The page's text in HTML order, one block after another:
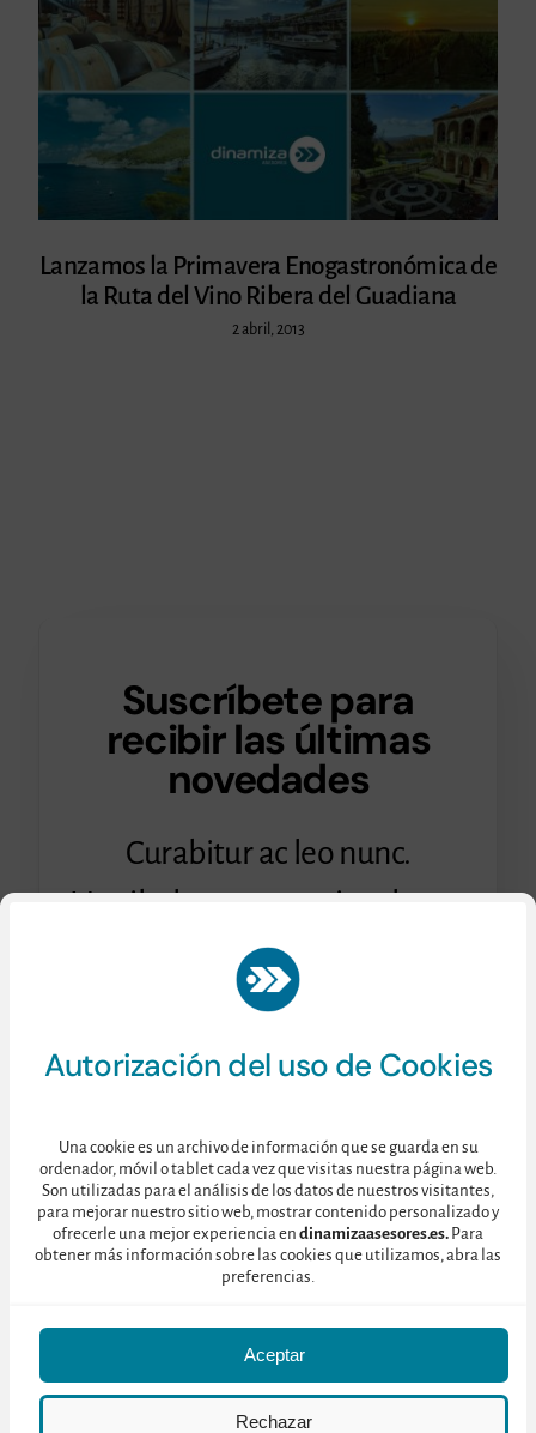
Autorización del uso de Cookies
Una cookie es un archivo de información que se guarda en su
ordenador, móvil o tablet cada vez que visitas nuestra página web.
Son utilizadas para el análisis de los datos de nuestros visitantes,
para mejorar nuestro sitio web, mostrar contenido personalizado y
ofrecerle una mejor experiencia en dinamizaasesores.es. Para
obtener más información sobre las cookies que utilizamos, abra las
preferencias.
Aceptar
Rechazar
Lanzamos la Primavera Enogastronómica de
la Ruta del Vino Ribera del Guadiana
2 abril, 2013
Suscríbete para
recibir las últimas
novedades
Curabitur ac leo nunc.
Vestibulum et mauris vel ante
finibus maximus.